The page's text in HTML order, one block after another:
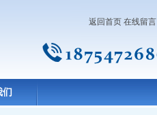
返回首页 在线留言
们